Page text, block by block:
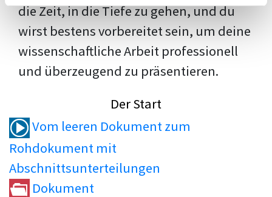
die Zeit, in die Tiefe zu gehen, und du
wirst bestens vorbereitet sein, um deine
wissenschaftliche Arbeit professionell
und überzeugend zu präsentieren.
Der Start
Vom leeren Dokument zum
Rohdokument mit
Abschnittsunterteilungen
Dokument